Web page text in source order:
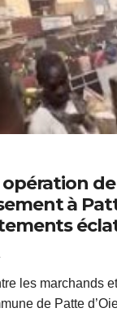
opération de
à
et les
les marchands
de Patte